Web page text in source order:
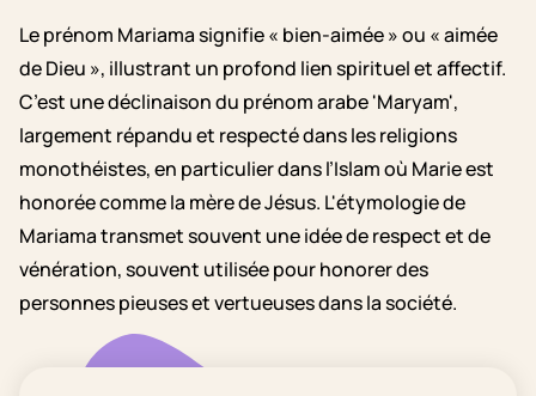
Le prénom Mariama signifie « bien-aimée » ou « aimée
de Dieu », illustrant un profond lien spirituel et affectif.
C’est une déclinaison du prénom arabe 'Maryam',
largement répandu et respecté dans les religions
monothéistes, en particulier dans l’Islam où Marie est
honorée comme la mère de Jésus. L'étymologie de
Mariama transmet souvent une idée de respect et de
vénération, souvent utilisée pour honorer des
personnes pieuses et vertueuses dans la société.